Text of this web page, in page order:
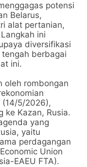
potensi
Belarus,
alat pertanian,
ini
diversifikasi
berbagai
ini.
oleh rombongan
5/2026),
ke Kazan, Rusia.
yang
yaitu
perdagangan
Union
EAEU FTA).